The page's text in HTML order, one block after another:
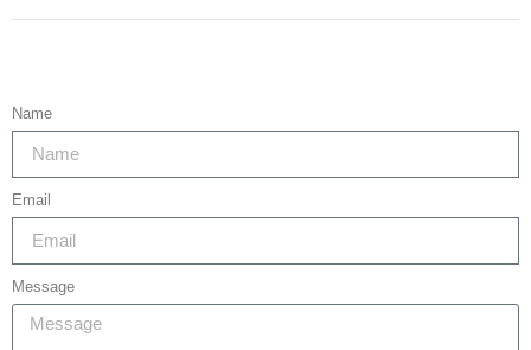
Name
Email
Message